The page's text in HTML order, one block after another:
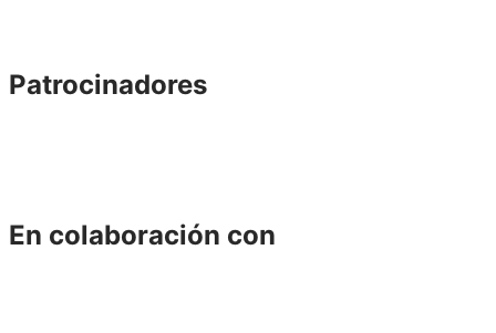
Patrocinadores
En colaboración con